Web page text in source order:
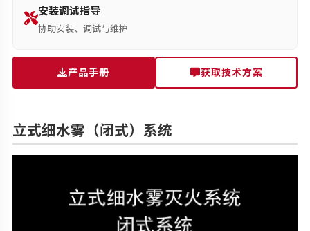
安装调试指导
协助安装、调试与维护
产品手册 获取技术方案
立式细水雾（闭式）系统